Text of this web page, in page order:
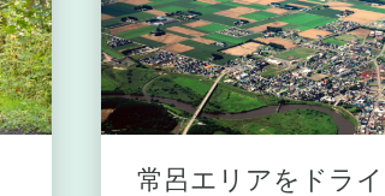
常呂エリアをドラ